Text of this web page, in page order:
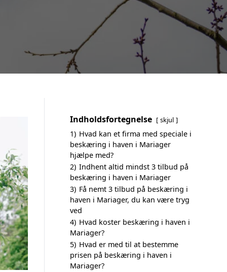
Indholdsfortegnelse skjul
1) Hvad kan et firma med speciale i
beskæring i haven i Mariager
hjælpe med?
2) Indhent altid mindst 3 tilbud på
beskæring i haven i Mariager
3) Få nemt 3 tilbud på beskæring i
haven i Mariager, du kan være tryg
ved
4) Hvad koster beskæring i haven i
Mariager?
5) Hvad er med til at bestemme
prisen på beskæring i haven i
Mariager?